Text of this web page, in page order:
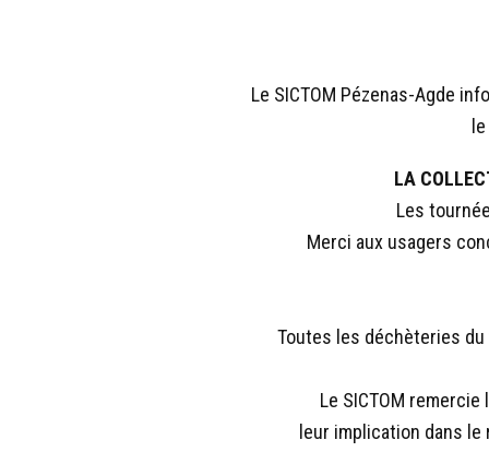
Le SICTOM Pézenas-Agde
LA
Les
Merci aux usagers
Toutes les déchèteries
Le SICTOM
leur implication dans